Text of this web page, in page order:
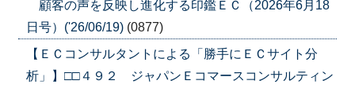
顧客の声を反映し進化する印鑑ＥＣ（2026年6月18
日号）('26/06/19) (0877)
【ＥＣコンサルタントによる「勝手にＥＣサイト分
析」】□□４９２ ジャパンＥコマースコンサルティン